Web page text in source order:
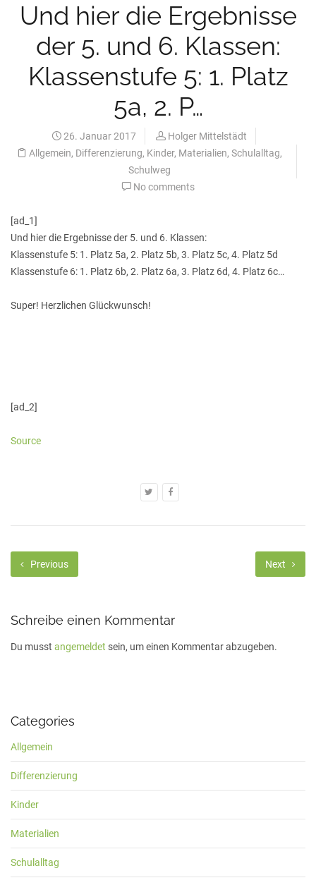
Und hier die Ergebnisse
der 5. und 6. Klassen:
Klassenstufe 5: 1. Platz
5a, 2. P…
26. Januar 2017
Holger Mittelstädt
Allgemein, Differenzierung, Kinder, Materialien, Schulalltag,
Schulweg
No comments
[ad_1]
Und hier die Ergebnisse der 5. und 6. Klassen:
Klassenstufe 5: 1. Platz 5a, 2. Platz 5b, 3. Platz 5c, 4. Platz 5d
Klassenstufe 6: 1. Platz 6b, 2. Platz 6a, 3. Platz 6d, 4. Platz 6c…
Super! Herzlichen Glückwunsch!
[ad_2]
Source
Previous Next
Schreibe einen Kommentar
Du musst angemeldet sein, um einen Kommentar abzugeben.
Categories
Allgemein
Differenzierung
Kinder
Materialien
Schulalltag